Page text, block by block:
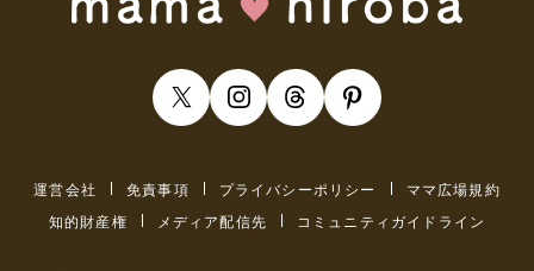
運営会社 免責事項 プライバシーポリシー
ママ広場規約
知的財産権
メディア配信先 コミュニティガイドライン